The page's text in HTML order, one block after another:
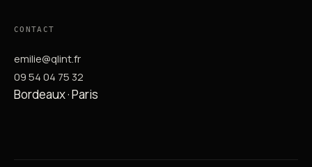
CONTACT
emilie@qlint.fr
09 54 04 75 32
Bordeaux · Paris